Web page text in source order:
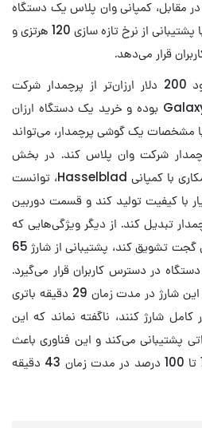
در مقابل، کمپانی وان پلاس یک دستگاه
قدرتمند را با قیمتی مناسب و با پشتیبانی از نرخ تازه سازی 120 هرتزی و
قرار می‌دهد.
گوشی وان پلاس 9 پرو حدود 200 دلار ارزان‌تر از پرچمدار شرکت
سامسونگ یعنی Galaxy S21 Ultra بوده و خرید یک دستگاه ارزان
از 1000 دلار) با مشخصات یک گوشی پرچمدار، می‌تواند
شرکت وان پلاس کند. در بخش
دوربین وان پلاس به دلیل همکاری با کمپانی Hasselblad، توانست
با کیفیت تولید کند و قسمت دوربین
تبدیل کند. از دیگر ویژگی‌هایی که
می‌تواند کاربران را به خرید این گجت تشویق کند، پشتیبانی از شارژ 65
در دسترس کاربران قرار می‌گیرد.
کاربران می‌توانند با استفاده از این شارژ در مدت زمان 29 دقیقه باتری
شارژ کنند، ناگفته نماند که این
از شارژر بی‌سیم 50 واتی پشتیبانی می‌کند و این فناوری باعث
شارژ شدن گوشی هوشمند از 1 تا 100 درصد در مدت زمان 43 دقیقه